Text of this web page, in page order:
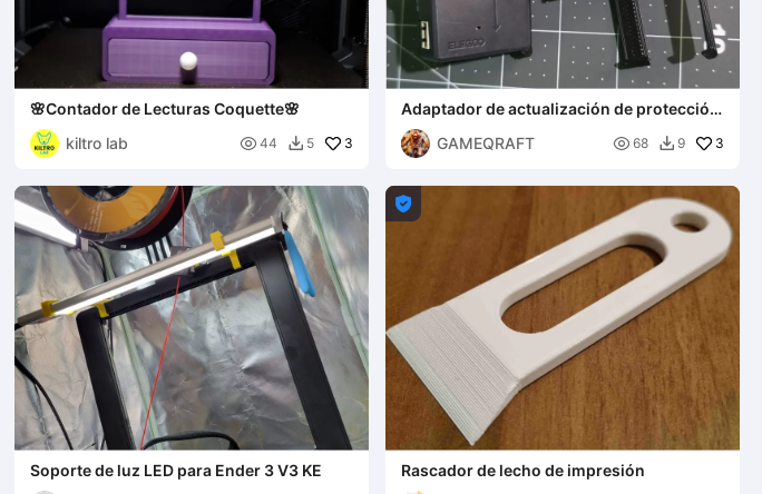
🌸Contador de Lecturas Coquette🌸
kiltro lab
 44  5 3
Adaptador de actualización de protección
para sensor de falta de filamento Neptune
3 / 4 GAMEQRAFT  68  9 3
Soporte de luz LED para Ender 3 V3 KE

Rascador de lecho de impresión